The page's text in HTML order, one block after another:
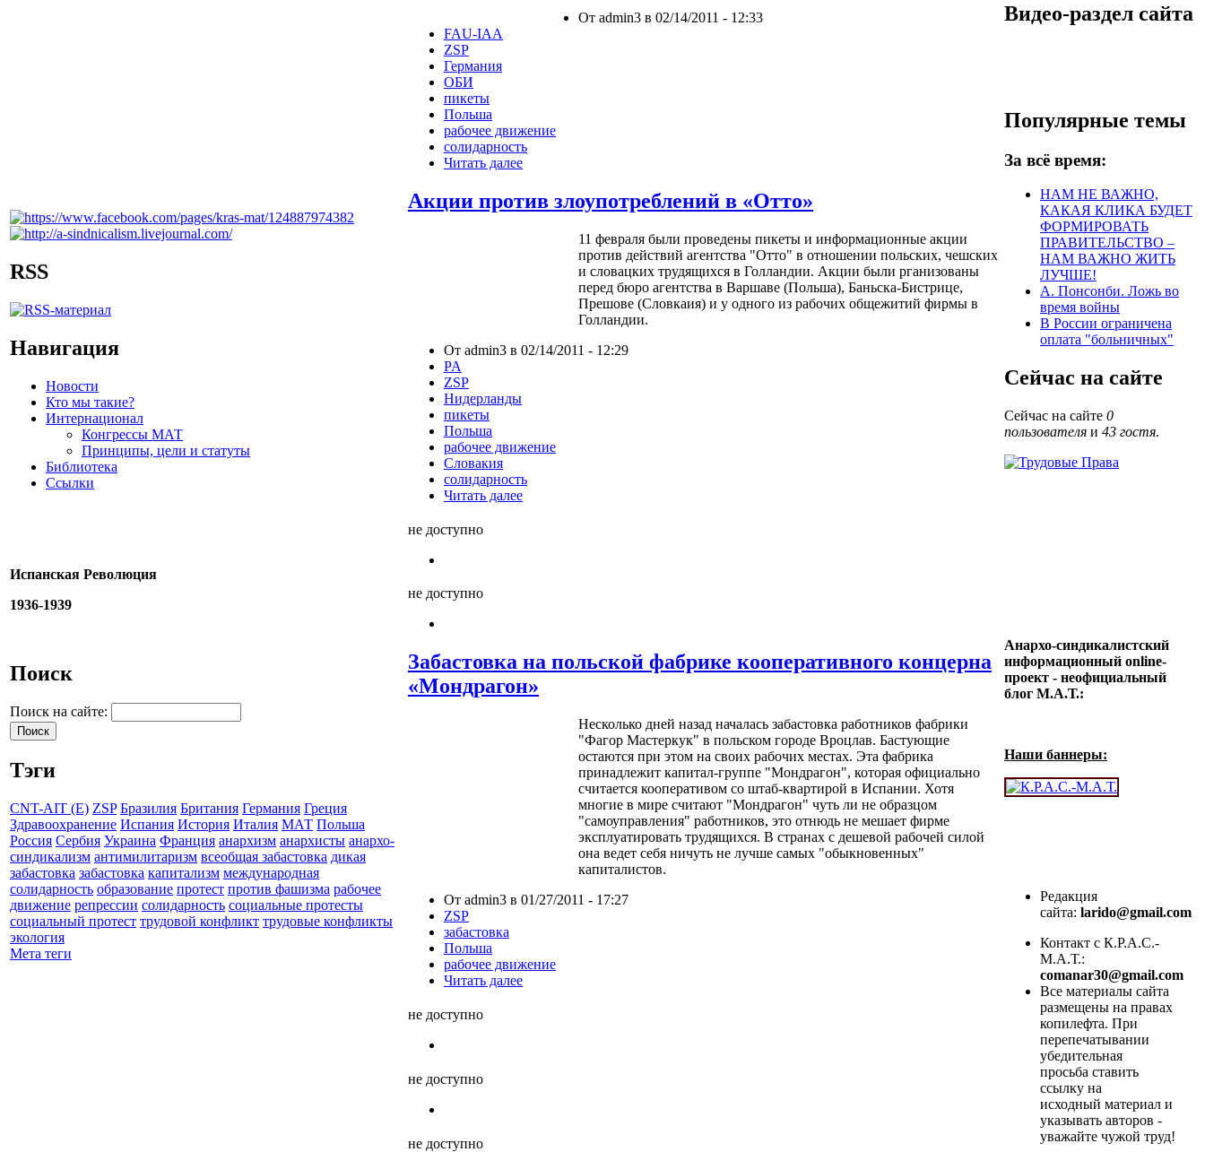
RSS
Навигация
Новости
Кто мы такие?
Интернационал
Конгрессы МАТ
Принципы, цели и статуты
Библиотека
Ссылки
Испанская Революция
1936-1939
Поиск
Поиск на сайте:
Тэги
CNT-AIT (E) ZSP Бразилия Британия Германия Греция
Здравоохранение Испания История Италия МАТ Польша
Россия Сербия Украина Франция анархизм анархисты анархо-
синдикализм антимилитаризм всеобщая забастовка дикая
забастовка забастовка капитализм международная
солидарность образование протест против фашизма рабочее
движение репрессии солидарность социальные протесты
социальный протест трудовой конфликт трудовые конфликты
экология
Мета теги
От admin3 в 02/14/2011 - 12:33
FAU-IAA
ZSP
Германия
ОБИ
пикеты
Польша
рабочее движение
солидарность
Читать далее
Акции против злоупотреблений в «Отто»
11 февраля были проведены пикеты и информационные акции
против действий агентства "Отто" в отношении польских, чешских
и словацких трудящихся в Голландии. Акции были рганизованы
перед бюро агентства в Варшаве (Польша), Баньска-Бистрице,
Прешове (Словкаия) и у одного из рабочих общежитий фирмы в
Голландии.
От admin3 в 02/14/2011 - 12:29
PA
ZSP
Нидерланды
пикеты
Польша
рабочее движение
Словакия
солидарность
Читать далее
не доступно
не доступно
Забастовка на польской фабрике кооперативного концерна
«Мондрагон»
Несколько дней назад началась забастовка работников фабрики
"Фагор Мастеркук" в польском городе Вроцлав. Бастующие
остаются при этом на своих рабочих местах. Эта фабрика
принадлежит капитал-группе "Мондрагон", которая официально
считается кооперативом со штаб-квартирой в Испании. Хотя
многие в мире считают "Мондрагон" чуть ли не образцом
"самоуправления" работников, это отнюдь не мешает фирме
эксплуатировать трудящихся. В странах с дешевой рабочей силой
она ведет себя ничуть не лучше самых "обыкновенных"
капиталистов.
От admin3 в 01/27/2011 - 17:27
ZSP
забастовка
Польша
рабочее движение
Читать далее
не доступно
не доступно
не доступно
Видео-раздел сайта
Популярные темы
За всё время:
НАМ НЕ ВАЖНО,
КАКАЯ КЛИКА БУДЕТ
ФОРМИРОВАТЬ
ПРАВИТЕЛЬСТВО –
НАМ ВАЖНО ЖИТЬ
ЛУЧШЕ!
А. Понсонби. Ложь во
время войны
В России ограничена
оплата "больничных"
Сейчас на сайте
Сейчас на сайте 0
пользователя и 43 гостя.
Анархо-синдикалистский
информационный online-
проект - неофициальный
блог М.А.Т.:
Наши баннеры:
Редакция
сайта: larido@gmail.com
Контакт с К.Р.А.С.-
М.А.Т.:
comanar30@gmail.com
Все материалы сайта
размещены на правах
копилефта. При
перепечатывании
убедительная
просьба ставить
ссылку на
исходный материал и
указывать авторов -
уважайте чужой труд!